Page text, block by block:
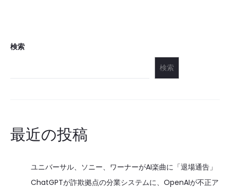
検索
検索
最近の投稿
ユニバーサル、ソニー、ワーナーがAI楽曲に「退場通告」
ChatGPTが詐欺拠点の分業システムに、OpenAIが不正ア